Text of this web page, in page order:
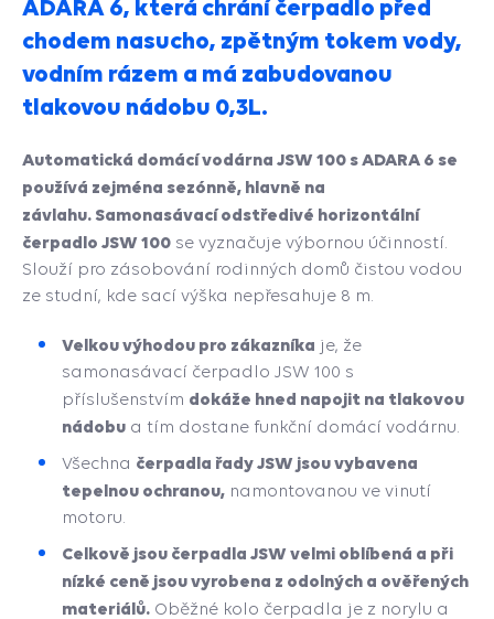
ADARA 6, která chrání čerpadlo před
chodem nasucho, zpětným tokem vody,
vodním rázem a má zabudovanou
tlakovou nádobu 0,3L.
Automatická domácí vodárna JSW 100 s ADARA 6 se
používá zejména sezónně, hlavně na
závlahu. Samonasávací odstředivé horizontální
čerpadlo JSW 100 se vyznačuje výbornou účinností.
Slouží pro zásobování rodinných domů čistou vodou
ze studní, kde sací výška nepřesahuje 8 m.
Velkou výhodou pro zákazníka je, že
samonasávací čerpadlo JSW 100 s
příslušenstvím dokáže hned napojit na tlakovou
nádobu a tím dostane funkční domácí vodárnu.
Všechna čerpadla řady JSW jsou vybavena
tepelnou ochranou, namontovanou ve vinutí
motoru.
Celkově jsou čerpadla JSW velmi oblíbená a při
nízké ceně jsou vyrobena z odolných a ověřených
materiálů. Oběžné kolo čerpadla je z norylu a